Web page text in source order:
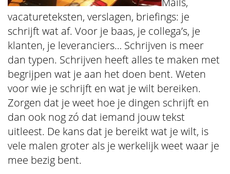
vacatureteksten, verslagen, briefings: je
schrijft wat af. Voor je baas, je collega’s, je
klanten, je leveranciers… Schrijven is meer
dan typen. Schrijven heeft alles te maken met
begrijpen wat je aan het doen bent. Weten
voor wie je schrijft en wat je wilt bereiken.
Zorgen dat je weet hoe je dingen schrijft en
dan ook nog zó dat iemand jouw tekst
uitleest. De kans dat je bereikt wat je wilt, is
vele malen groter als je werkelijk weet waar je
mee bezig bent.